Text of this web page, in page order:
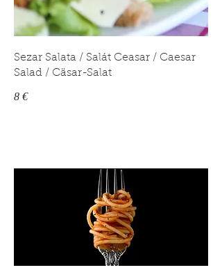
Sezar Salata / Salát Ceasar / Caesar
Salad / Cäsar-Salat
8 €